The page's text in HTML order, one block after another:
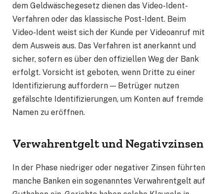
dem Geldwäschegesetz dienen das Video-Ident-
Verfahren oder das klassische Post-Ident. Beim
Video-Ident weist sich der Kunde per Videoanruf mit
dem Ausweis aus. Das Verfahren ist anerkannt und
sicher, sofern es über den offiziellen Weg der Bank
erfolgt. Vorsicht ist geboten, wenn Dritte zu einer
Identifizierung auffordern — Betrüger nutzen
gefälschte Identifizierungen, um Konten auf fremde
Namen zu eröffnen.
Verwahrentgelt und Negativzinsen
In der Phase niedriger oder negativer Zinsen führten
manche Banken ein sogenanntes Verwahrentgelt auf